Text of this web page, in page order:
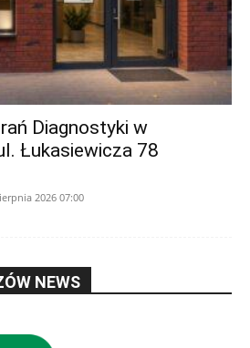
Diagnostyki w
Łukasiewicza 78
2026 07:00
NEWS